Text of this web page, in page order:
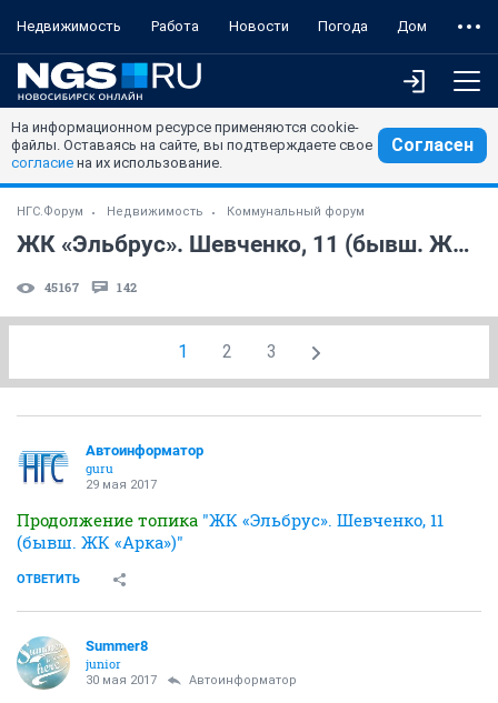
Недвижимость Работа Новости Погода Дом
На информационном ресурсе применяются cookie-
файлы. Оставаясь на сайте, вы подтверждаете свое
согласие на их использование.
Согласен
НГС.Форум Недвижимость Коммунальный форум
ЖК «Эльбрус». Шевченко, 11 (бывш. ЖК «Арка») (часть 2)
45167 142
1 2 3
Автоинформатор
guru
29 мая 2017
Продолжение топика "ЖК «Эльбрус». Шевченко, 11
(бывш. ЖК «Арка»)"
ОТВЕТИТЬ
Summer8
junior
30 мая 2017 Автоинформатор